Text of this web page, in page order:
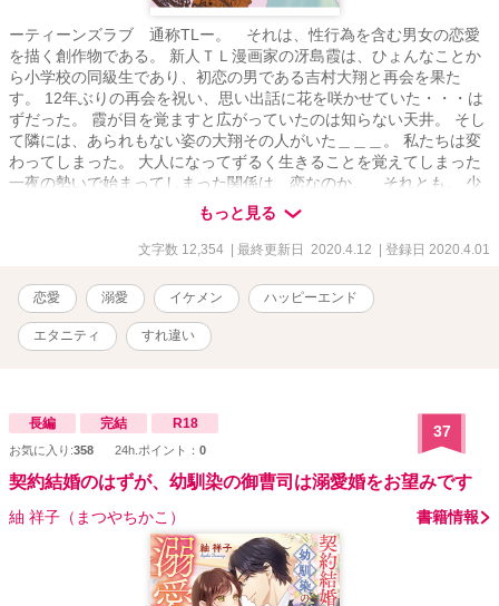
ーティーンズラブ 通称TLー。 それは、性行為を含む男女の恋愛
を描く創作物である。 新人ＴＬ漫画家の冴島霞は、ひょんなことか
ら小学校の同級生であり、初恋の男である吉村大翔と再会を果た
す。 12年ぶりの再会を祝い、思い出話に花を咲かせていた・・・は
ずだった。 霞が目を覚ますと広がっていたのは知らない天井。 そし
て隣には、あられもない姿の大翔その人がいた＿＿＿。 私たちは変
わってしまった。 大人になってずるく生きることを覚えてしまった
一夜の勢いで始まってしまった関係は 恋なのか。 それとも。 少
年漫画編集者×TL漫画作家による不器用でまっすぐな大人の恋のお
話。 ＊部分は性的な表現があります。
もっと見る
文字数 12,354 | 最終更新日 2020.4.12 | 登録日 2020.4.01
恋愛 溺愛 イケメン ハッピーエンド
エタニティ すれ違い
長編 完結 R18
お気に入り:358 24h.ポイント： 0
37
契約結婚のはずが、幼馴染の御曹司は溺愛婚をお望みです
紬 祥子（まつやちかこ） 書籍情報